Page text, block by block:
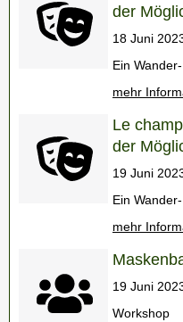
der
18 Juni
Ein
mehr
Le
der
19 Juni
Ein
mehr
19 Juni
Workshop